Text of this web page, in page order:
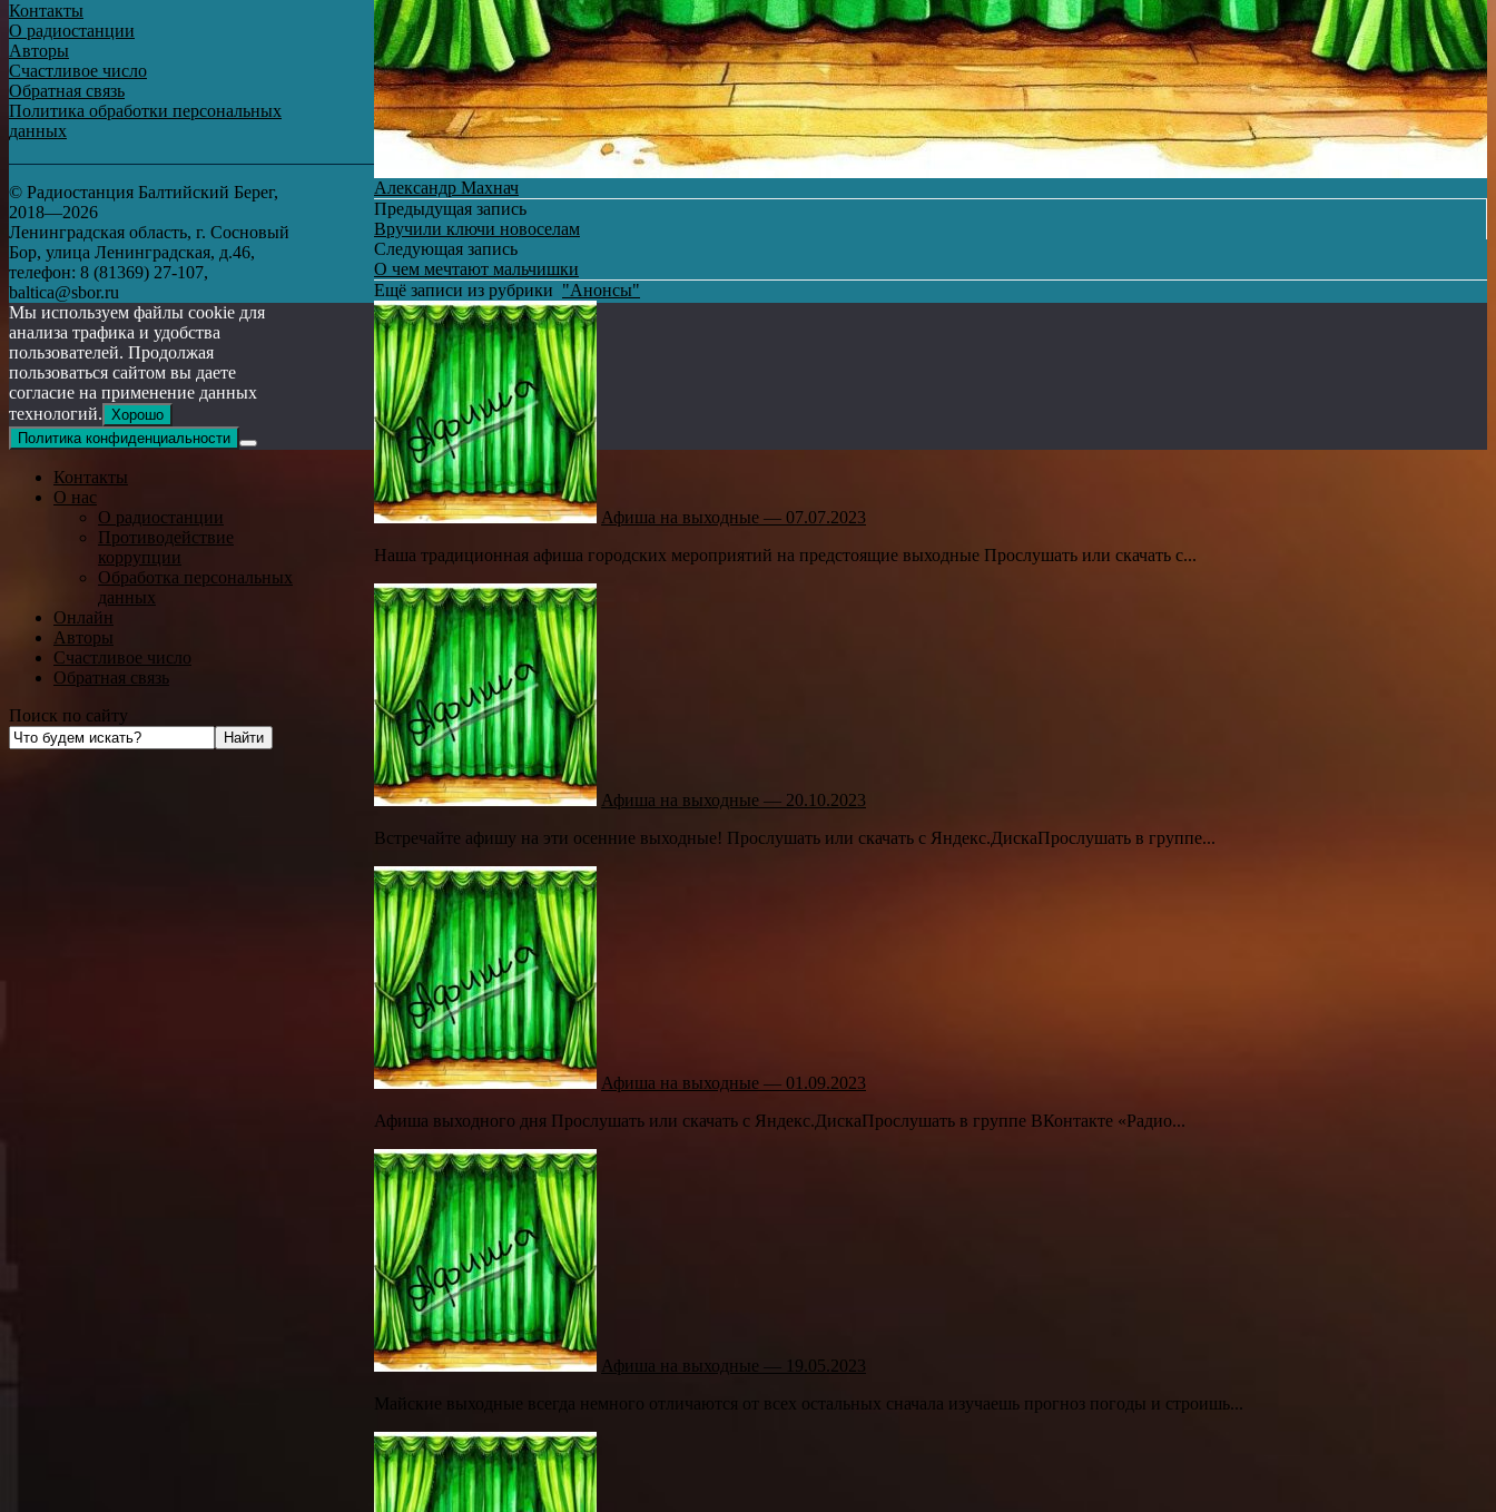
Александр Махнач
Предыдущая запись
Вручили ключи новоселам
Следующая запись
О чем мечтают мальчишки
Ещё записи из рубрики "Анонсы"
Афиша на выходные — 07.07.2023
Наша традиционная афиша городских мероприятий на предстоящие выходные Прослушать или скачать с...
Афиша на выходные — 20.10.2023
Встречайте афишу на эти осенние выходные! Прослушать или скачать с Яндекс.ДискаПрослушать в группе...
Афиша на выходные — 01.09.2023
Афиша выходного дня Прослушать или скачать с Яндекс.ДискаПрослушать в группе ВКонтакте «Радио...
Афиша на выходные — 19.05.2023
Майские выходные всегда немного отличаются от всех остальных сначала изучаешь прогноз погоды и строишь...
Контакты
О радиостанции
Авторы
Счастливое число
Обратная связь
Политика обработки персональных
данных
© Радиостанция Балтийский Берег,
2018—2026
Ленинградская область, г. Сосновый
Бор, улица Ленинградская, д.46,
телефон: 8 (81369) 27-107,
baltica@sbor.ru
Мы используем файлы cookie для
анализа трафика и удобства
пользователей. Продолжая
пользоваться сайтом вы даете
согласие на применение данных
технологий. Хорошо
Политика конфиденциальности
Контакты
О нас
О радиостанции
Противодействие
коррупции
Обработка персональных
данных
Онлайн
Авторы
Счастливое число
Обратная связь
Поиск по сайту